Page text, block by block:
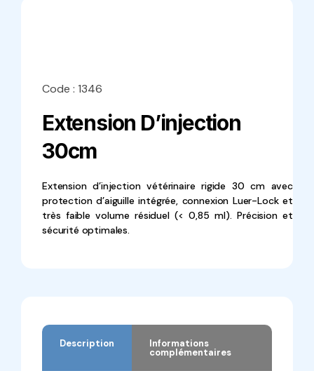
Code : 1346
Extension D’injection
30cm
Extension d’injection vétérinaire rigide 30 cm avec
protection d’aiguille intégrée, connexion Luer-Lock et
très faible volume résiduel (< 0,85 ml). Précision et
sécurité optimales.
Description Informations
complémentaires